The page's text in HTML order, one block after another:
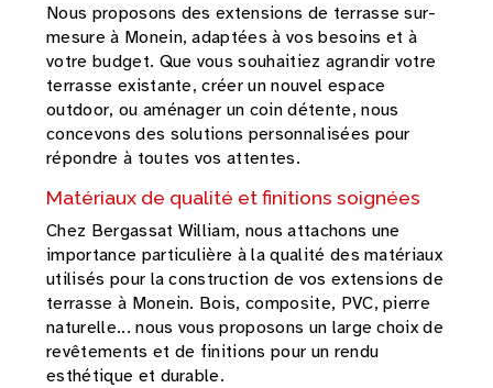
Nous proposons des extensions de terrasse sur-
mesure à Monein, adaptées à vos besoins et à
votre budget. Que vous souhaitiez agrandir votre
terrasse existante, créer un nouvel espace
outdoor, ou aménager un coin détente, nous
concevons des solutions personnalisées pour
répondre à toutes vos attentes.
Matériaux de qualité et finitions soignées
Chez Bergassat William, nous attachons une
importance particulière à la qualité des matériaux
utilisés pour la construction de vos extensions de
terrasse à Monein. Bois, composite, PVC, pierre
naturelle... nous vous proposons un large choix de
revêtements et de finitions pour un rendu
esthétique et durable.